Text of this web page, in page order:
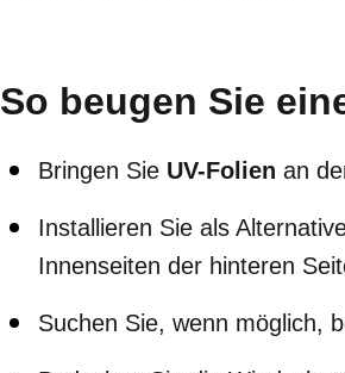
So beugen Sie
Bringen Sie UV-Folien an
Installieren Sie als
Innenseiten der hinteren
Suchen Sie, wenn möglich,